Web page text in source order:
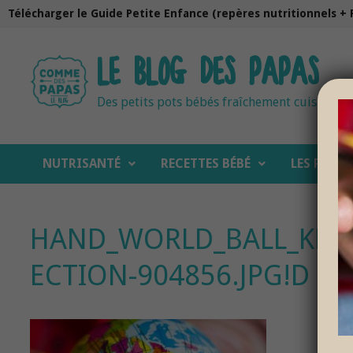
Passer
Télécharger le Guide Petite Enfance (repères nutritionnels +
LE BLOG DES PAPAS
Des petits pots bébés fraîchement cuisinés
NUTRISANTÉ RECETTES BÉBÉ LES PAPAS
ECTION-904856.JPG!D